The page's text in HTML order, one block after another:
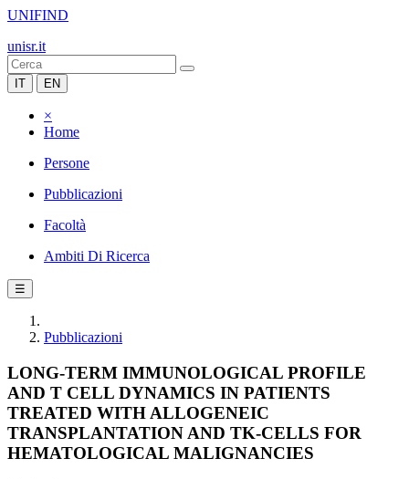
UNIFIND
unisr.it
IT EN
×
Home
Persone
Pubblicazioni
Facoltà
Ambiti Di Ricerca
☰
Pubblicazioni
LONG-TERM IMMUNOLOGICAL PROFILE
AND T CELL DYNAMICS IN PATIENTS
TREATED WITH ALLOGENEIC
TRANSPLANTATION AND TK-CELLS FOR
HEMATOLOGICAL MALIGNANCIES